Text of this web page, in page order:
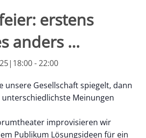
erstens
anders …
-22:00
unsere Gesellschaft spiegelt, dann
Meinungen
improvisieren wir
Publikum Lösungsideen für ein